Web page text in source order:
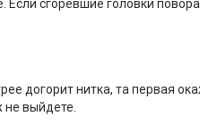
сгоревшие головки
догорит нитка, та первая
не выйдете.